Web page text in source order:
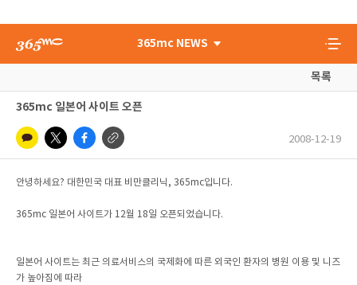
365mc NEWS
목록
365mc 일본어 사이트 오픈
2008-12-19
안녕하세요? 대한민국 대표 비만클리닉, 365mc입니다.
365mc 일본어 사이트가 12월 18일 오픈되었습니다.
일본어 사이트는 최근 의료서비스의 국제화에 따른 외국인 환자의 병원 이용 및 니즈
가 높아짐에 따라